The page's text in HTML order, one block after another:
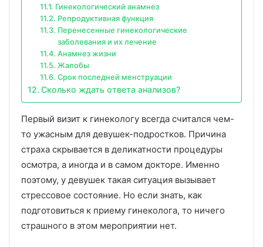
Гинекологический анамнез
Репродуктивная функция
Перенесенные гинекологические
заболевания и их лечение
Анамнез жизни
Жалобы
Срок последней менструации
Сколько ждать ответа анализов?
Первый визит к гинекологу всегда считался чем-
то ужасным для девушек-подростков. Причина
страха скрывается в деликатности процедуры
осмотра, а иногда и в самом докторе. Именно
поэтому, у девушек такая ситуация вызывает
стрессовое состояние. Но если знать, как
подготовиться к приему гинеколога, то ничего
страшного в этом мероприятии нет.